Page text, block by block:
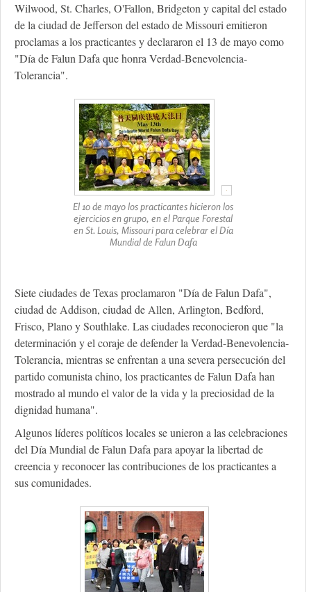
Wilwood, St. Charles, O'Fallon, Bridgeton y capital del estado
de la ciudad de Jefferson del estado de Missouri emitieron
proclamas a los practicantes y declararon el 13 de mayo como
"Día de Falun Dafa que honra Verdad-Benevolencia-
Tolerancia".
El 10 de mayo los practicantes hicieron los
ejercicios en grupo, en el Parque Forestal
en St. Louis, Missouri para celebrar el Día
Mundial de Falun Dafa
Siete ciudades de Texas proclamaron "Día de Falun Dafa",
ciudad de Addison, ciudad de Allen, Arlington, Bedford,
Frisco, Plano y Southlake. Las ciudades reconocieron que "la
determinación y el coraje de defender la Verdad-Benevolencia-
Tolerancia, mientras se enfrentan a una severa persecución del
partido comunista chino, los practicantes de Falun Dafa han
mostrado al mundo el valor de la vida y la preciosidad de la
dignidad humana".
Algunos líderes políticos locales se unieron a las celebraciones
del Día Mundial de Falun Dafa para apoyar la libertad de
creencia y reconocer las contribuciones de los practicantes a
sus comunidades.